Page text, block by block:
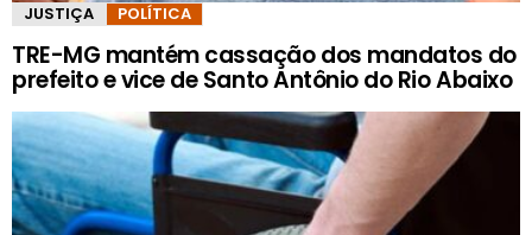
JUSTIÇA POLÍTICA
TRE-MG mantém cassação dos mandatos do
prefeito e vice de Santo Antônio do Rio Abaixo